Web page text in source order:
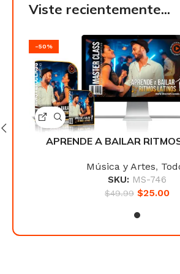
Viste recientemente...
-50%
APRENDE A BAILAR
Música y Artes,
SKU: MS-746
$49.99 $25.00